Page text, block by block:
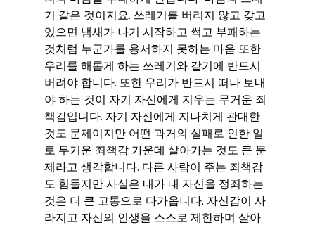
기 같은 것이지요. 쓰레기를 버리지 않고 갖고
있으면 냄새가 나기 시작하고 썩고 부패하는
것처럼 누군가를 용서하지 못하는 마음 또한
우리를 해롭게 하는 쓰레기와 같기에 반드시
버려야 합니다. 또한 우리가 반드시 떠나 보내
야 하는 것이 자기 자신에게 지우는 무거운 죄
책감입니다. 자기 자신에게 지나치게 관대한
것도 문제이지만 어떤 과거의 실패로 인한 일
로 무거운 죄책감 가운데 살아가는 것도 큰 문
제라고 생각합니다. 다른 사람이 주는 죄책감
도 힘들지만 사실은 내가 내 자신을 정죄하는
것은 더 큰 고통으로 다가옵니다. 자신감이 사
라지고 자신의 인생을 스스로 제한하며 살아